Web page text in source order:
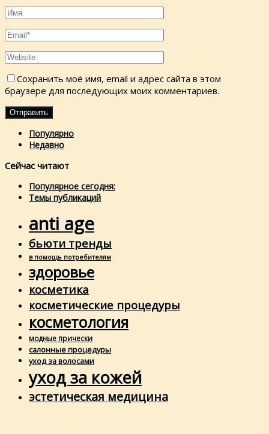
Сохранить моё имя, email и адрес сайта в этом
браузере для последующих моих комментариев.
Популярно
Недавно
Сейчас читают
Популярное сегодня:
Темы публикаций
anti age
бьюти тренды
в помощь потребителям
здоровье
косметика
косметические процедуры
косметология
модные прически
салонные процедуры
уход за волосами
уход за кожей
эстетическая медицина